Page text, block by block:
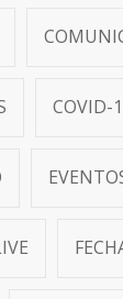
COVID-